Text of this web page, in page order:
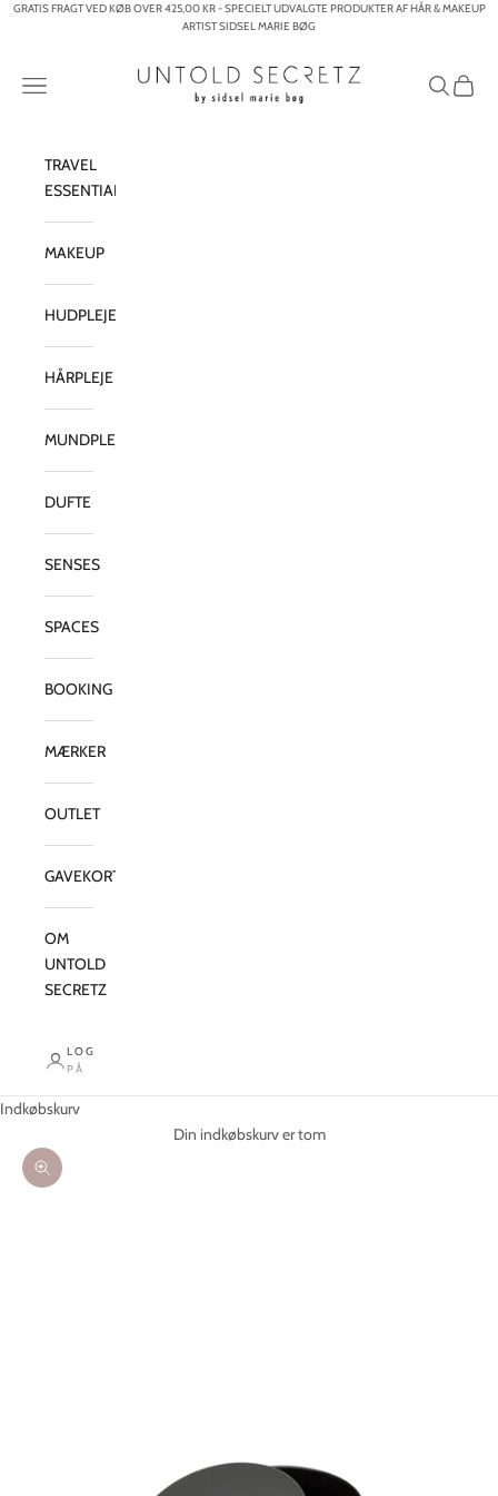
Spring til indhold
GRATIS FRAGT VED KØB OVER 425,00 KR - SPECIELT UDVALGTE PRODUKTER AF HÅR & MAKEUP
ARTIST SIDSEL MARIE BØG
Untold Secretz – By Sidsel Marie Bøg
Menu
Søg
TRAVEL
ESSENTIALS
MAKEUP
HUDPLEJE
HÅRPLEJE
MUNDPLEJE
DUFTE
SENSES
SPACES
BOOKING
MÆRKER
OUTLET
GAVEKORT
OM
UNTOLD
SECRETZ
LOG
PÅ
Indkøbskurv
Din indkøbskurv er tom
Zoom